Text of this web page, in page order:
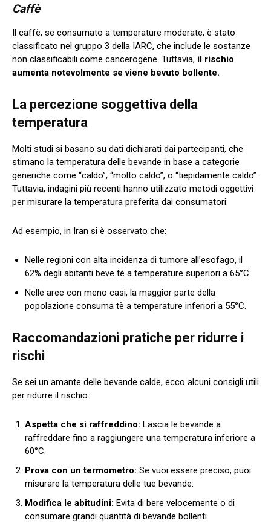
Caffè
Il caffè, se consumato a temperature moderate, è stato
classificato nel gruppo 3 della IARC, che include le sostanze
non classificabili come cancerogene. Tuttavia, il rischio
aumenta notevolmente se viene bevuto bollente.
La percezione soggettiva della
temperatura
Molti studi si basano su dati dichiarati dai partecipanti, che
stimano la temperatura delle bevande in base a categorie
generiche come “caldo”, “molto caldo”, o “tiepidamente caldo”.
Tuttavia, indagini più recenti hanno utilizzato metodi oggettivi
per misurare la temperatura preferita dai consumatori.
Ad esempio, in Iran si è osservato che:
Nelle regioni con alta incidenza di tumore all’esofago, il
62% degli abitanti beve tè a temperature superiori a 65°C.
Nelle aree con meno casi, la maggior parte della
popolazione consuma tè a temperature inferiori a 55°C.
Raccomandazioni pratiche per ridurre i
rischi
Se sei un amante delle bevande calde, ecco alcuni consigli utili
per ridurre il rischio:
Aspetta che si raffreddino: Lascia le bevande a
raffreddare fino a raggiungere una temperatura inferiore a
60°C.
Prova con un termometro: Se vuoi essere preciso, puoi
misurare la temperatura delle tue bevande.
Modifica le abitudini: Evita di bere velocemente o di
consumare grandi quantità di bevande bollenti.